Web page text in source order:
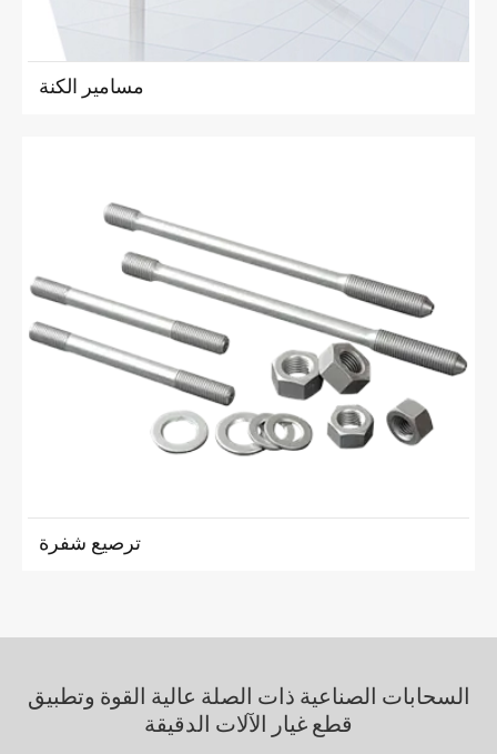
مسامير الكنة
ترصيع شفرة
السحابات الصناعية ذات الصلة عالية القوة وتطبيق
قطع غيار الآلات الدقيقة